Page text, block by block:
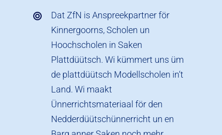
Dat ZfN is Anspreekpartner för
Kinnergoorns, Scholen un
Hoochscholen in Saken
Plattdüütsch. Wi kümmert uns üm
de plattdüütsch Modellscholen in‘t
Land. Wi maakt
Ünnerrichtsmateriaal för den
Nedderdüütschünnerricht un en